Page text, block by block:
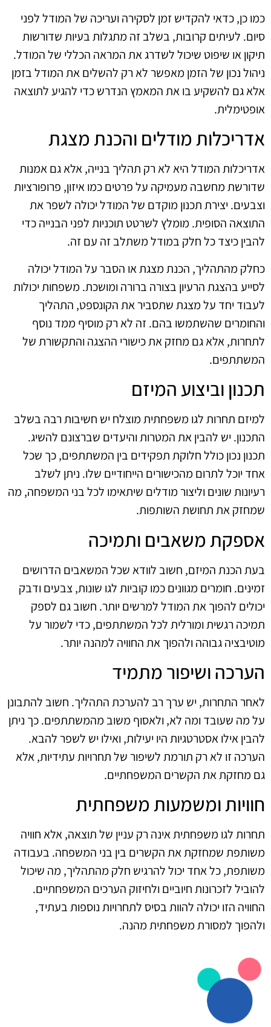
כמו כן, כדאי להקדיש זמן לסקירה ועריכה של המודל לפני
סיום. לעיתים קרובות, בשלב זה מתגלות בעיות שדורשות
תיקון או שיפוט שיכול לשדרג את המראה הכללי של המודל.
ניהול נכון של הזמן מאפשר לא רק להשלים את המודל בזמן
אלא גם להשקיע בו את המאמץ הנדרש כדי להגיע לתוצאה
אופטימלית.
אדריכלות מודלים והכנת מצגת
אדריכלות המודל היא לא רק תהליך בנייה, אלא גם אמנות
שדורשת מחשבה מעמיקה על פרטים כמו איזון, פרופורציות
וצבעים. יצירת תכנון מוקדם של המודל יכולה לשפר את
התוצאה הסופית. מומלץ לשרטט תוכניות לפני הבנייה כדי
להבין כיצד כל חלק במודל משתלב זה עם זה.
כחלק מהתהליך, הכנת מצגת או הסבר על המודל יכולה
לסייע בהצגת הרעיון בצורה ברורה ומושכת. משפחות יכולות
לעבוד יחד על מצגת שתסביר את הקונספט, התהליך
והחומרים שהשתמשו בהם. זה לא רק מוסיף ממד נוסף
לתחרות, אלא גם מחזק את כישורי ההצגה והתקשורת של
המשתתפים.
תכנון וביצוע המיזם
למיזם תחרות לגו משפחתית מוצלח יש חשיבות רבה בשלב
התכנון. יש להבין את המטרות והיעדים שברצונם להשיג.
תכנון נכון כולל חלוקת תפקידים בין המשתתפים, כך שכל
אחד יוכל לתרום מהכישורים הייחודיים שלו. ניתן לשלב
רעיונות שונים וליצור מודלים שיתאימו לכל בני המשפחה, מה
שמחזק את תחושת השותפות.
אספקת משאבים ותמיכה
בעת הכנת המיזם, חשוב לוודא שכל המשאבים הדרושים
זמינים. חומרים מגוונים כמו קוביות לגו שונות, צבעים ודבק
יכולים להפוך את המודל למרשים יותר. חשוב גם לספק
תמיכה רגשית ומורלית לכל המשתתפים, כדי לשמור על
מוטיבציה גבוהה ולהפוך את החוויה למהנה יותר.
הערכה ושיפור מתמיד
לאחר התחרות, יש ערך רב להערכת התהליך. חשוב להתבונן
על מה שעובד ומה לא, ולאסוף משוב מהמשתתפים. כך ניתן
להבין אילו אסטרטגיות היו יעילות, ואילו יש לשפר להבא.
הערכה זו לא רק תורמת לשיפור של תחרויות עתידיות, אלא
גם מחזקת את הקשרים המשפחתיים.
חוויות ומשמעות משפחתית
תחרות לגו משפחתית אינה רק עניין של תוצאה, אלא חוויה
משותפת שמחזקת את הקשרים בין בני המשפחה. בעבודה
משותפת, כל אחד יכול להרגיש חלק מהתהליך, מה שיכול
להוביל לזכרונות חיוביים ולחיזוק הערכים המשפחתיים.
החוויה הזו יכולה להוות בסיס לתחרויות נוספות בעתיד,
ולהפוך למסורת משפחתית מהנה.